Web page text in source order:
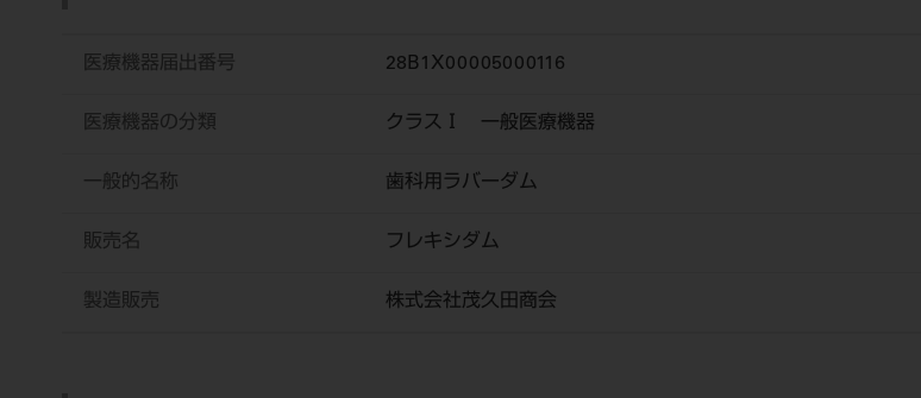
医療機器届出番号 28B1X00005000116
医療機器の分類 クラスⅠ 一般医療機器
一般的名称 歯科用ラバーダム
販売名 フレキシダム
製造販売 株式会社茂久田商会